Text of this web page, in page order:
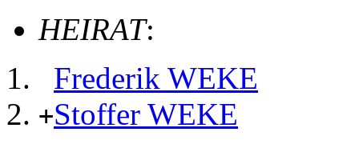
HEIRAT:
Frederik WEKE
+Stoffer WEKE